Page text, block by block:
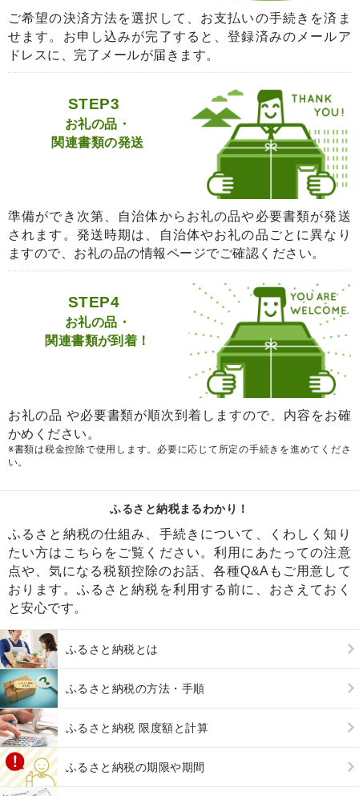
ご希望の決済方法を選択して、お支払いの手続きを済ま
せます。お申し込みが完了すると、登録済みのメールア
ドレスに、完了メールが届きます。
STEP3
お礼の品・
関連書類の発送
準備ができ次第、自治体からお礼の品や必要書類が発送
されます。発送時期は、自治体やお礼の品ごとに異なり
ますので、お礼の品の情報ページでご確認ください。
STEP4
お礼の品・
関連書類が到着！
お礼の品 や必要書類が順次到着しますので、内容をお確
かめください。
※書類は税金控除で使用します。必要に応じて所定の手続きを進めてくださ
い。
ふるさと納税まるわかり！
ふるさと納税の仕組み、手続きについて、くわしく知り
たい方はこちらをご覧ください。利用にあたっての注意
点や、気になる税額控除のお話、各種Q&Aもご用意して
おります。ふるさと納税を利用する前に、おさえておく
と安心です。
ふるさと納税とは
ふるさと納税の方法・手順
ふるさと納税 限度額と計算
ふるさと納税の期限や期間